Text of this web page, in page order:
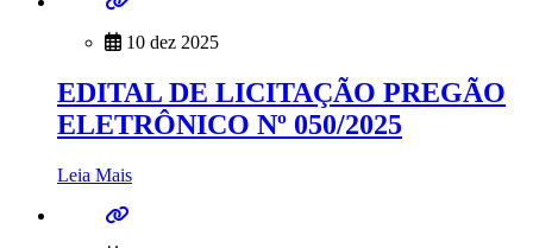
10 dez 2025
EDITAL DE LICITAÇÃO PREGÃO
ELETRÔNICO Nº 050/2025
Leia Mais